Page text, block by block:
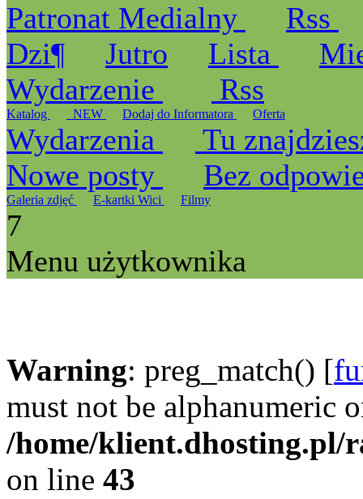
Patronat Medialny
Rss
Dzi¶
Jutro Lista
Wydarzenie
Rss
Katalog _NEW Dodaj do Informatora Oferta
Wydarzenia
Tu
Nowe posty
Bez
Galeria zdjęć E-kartki Wici Filmy
7
Menu użytkownika
Warning: preg_match() [
must not be alphanumeric
/home/klient.dhosting.pl/
on line 43